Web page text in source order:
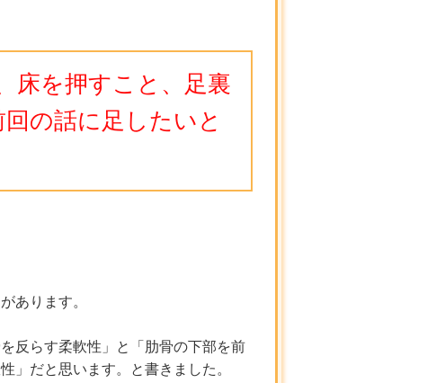
床を押すこと、足裏
の話に足したいと
あります。
反らす柔軟性」と「肋骨の下部を前
」だと思います。と書きました。